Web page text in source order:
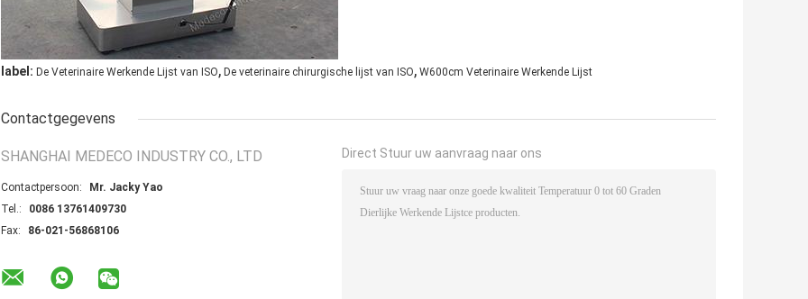
label: De Veterinaire Werkende Lijst van ISO, De veterinaire chirurgische lijst van ISO, W600cm Veterinaire Werkende Lijst
Contactgegevens
SHANGHAI MEDECO INDUSTRY CO., LTD
Contactpersoon:
Mr. Jacky Yao
Tel.:
0086 13761409730
Fax:
86-021-56868106
Direct Stuur uw aanvraag naar ons